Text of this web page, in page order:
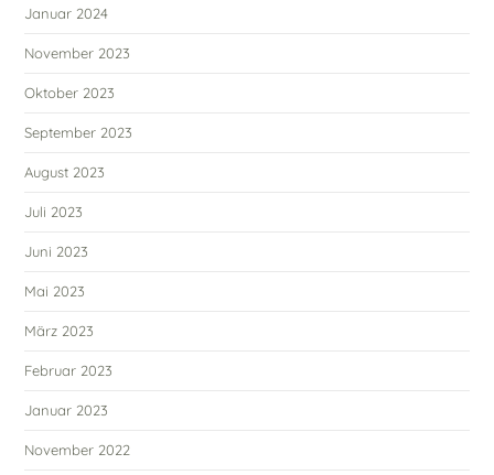
Januar 2024
November 2023
Oktober 2023
September 2023
August 2023
Juli 2023
Juni 2023
Mai 2023
März 2023
Februar 2023
Januar 2023
November 2022